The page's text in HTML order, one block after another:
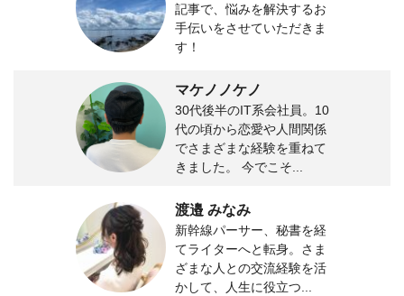
記事で、悩みを解決するお
手伝いをさせていただきま
す！
マケノノケノ
30代後半のIT系会社員。10
代の頃から恋愛や人間関係
でさまざまな経験を重ねて
きました。 今でこそ...
渡邉 みなみ
新幹線パーサー、秘書を経
てライターへと転身。さま
ざまな人との交流経験を活
かして、人生に役立つ...